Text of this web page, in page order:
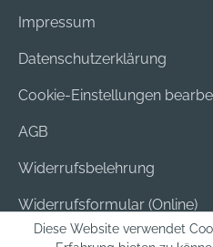
Impressum
Datenschutzerklärung
Cookie-Einstellungen
AGB
Widerrufsbelehrung
Widerrufsformular (Online)
Versand & Bezahlung
Diese Website verwendet